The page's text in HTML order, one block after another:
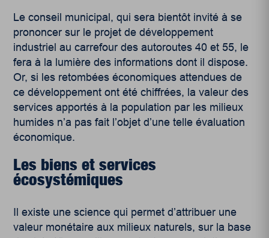
Le conseil municipal, qui sera bientôt invité à se
prononcer sur le projet de développement
industriel au carrefour des autoroutes 40 et 55, le
fera à la lumière des informations dont il dispose.
Or, si les retombées économiques attendues de
ce développement ont été chiffrées, la valeur des
services apportés à la population par les milieux
humides n’a pas fait l’objet d’une telle évaluation
économique.
Les biens et services
écosystémiques
Il existe une science qui permet d’attribuer une
valeur monétaire aux milieux naturels, sur la base